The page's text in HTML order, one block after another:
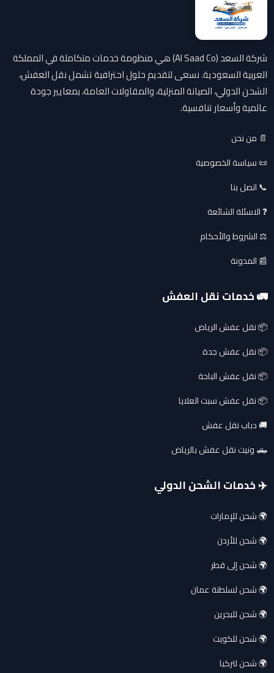
شركة السعد (Al Saad Co) هي منظومة خدمات متكاملة في المملكة
العربية السعودية. نسعى لتقديم حلول احترافية تشمل نقل العفش،
الشحن الدولي، الصيانة المنزلية، والمقاولات العامة، بمعايير جودة
عالمية وأسعار تنافسية.
📄 من نحن
📜 سياسة الخصوصية
📞 اتصل بنا
❓ الاسئلة الشائعة
⚖️ الشروط والأحكام
📰 المدونة
🚛 خدمات نقل العفش
📦 نقل عفش الرياض
📦 نقل عفش جدة
📦 نقل عفش الباحة
📦 نقل عفش سبت العلايا
🚚 دباب نقل عفش
🛻 ونيت نقل عفش بالرياض
✈️ خدمات الشحن الدولي
🌍 شحن للإمارات
🌍 شحن للأردن
🌍 شحن إلى قطر
🌍 شحن لسلطنة عمان
🌍 شحن للبحرين
🌍 شحن للكويت
🌍 شحن لتركيا